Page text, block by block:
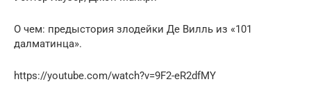
О чем: предыстория злодейки Де Вилль из «101
далматинца».
https://youtube.com/watch?v=9F2-eR2dfMY